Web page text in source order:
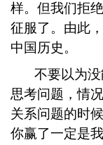
样。但我们拒
征服了。由此
中国历史。
不要以为
思考问题，情
关系问题的时
你赢了一定是